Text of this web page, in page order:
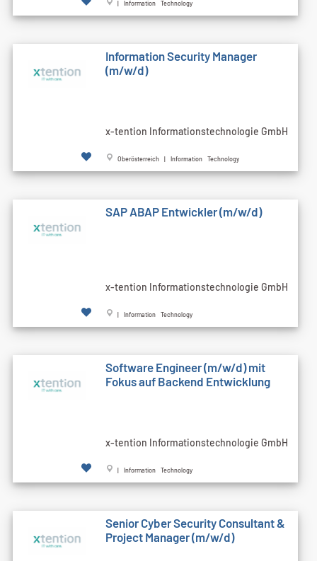
| Information Technology
Information Security Manager
(m/w/d)
x-tention Informationstechnologie GmbH
Oberösterreich | Information Technology
SAP ABAP Entwickler (m/w/d)
x-tention Informationstechnologie GmbH
| Information Technology
Software Engineer (m/w/d) mit
Fokus auf Backend Entwicklung
x-tention Informationstechnologie GmbH
| Information Technology
Senior Cyber Security Consultant &
Project Manager (m/w/d)